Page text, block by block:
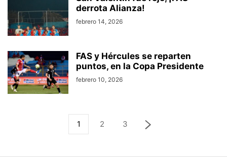
derrota Alianza!
febrero 14, 2026
FAS y Hércules se reparten
puntos, en la Copa Presidente
febrero 10, 2026
1 2 3